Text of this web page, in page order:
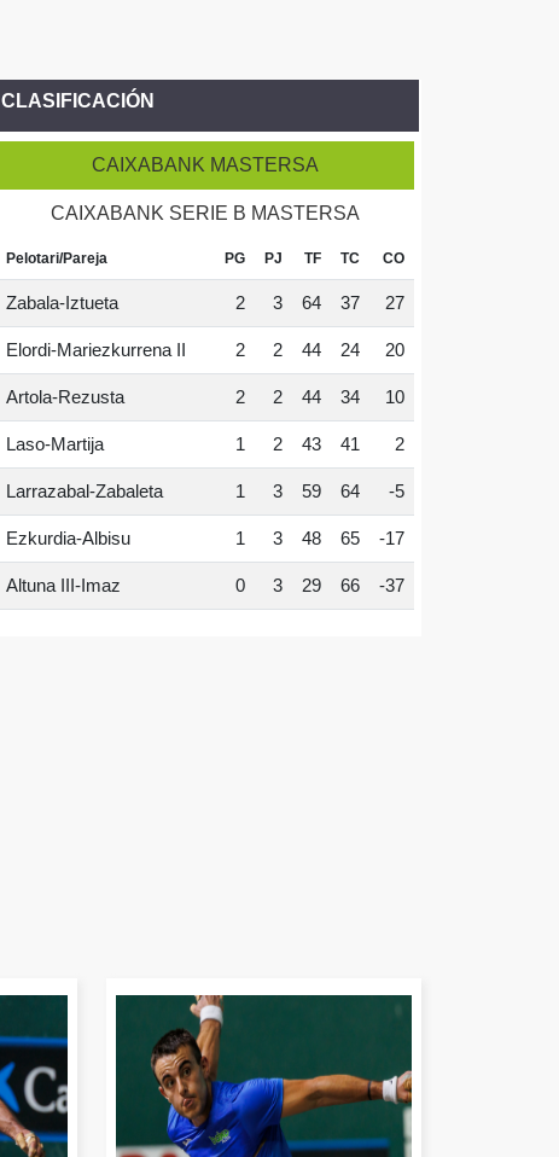
CLASIFICACIÓN
CAIXABANK MASTERSA
CAIXABANK SERIE B MASTERSA
Pelotari/Pareja PG PJ TF TC CO
Zabala-Iztueta 2 3 64 37 27
Elordi-Mariezkurrena II 2 2 44 24 20
Artola-Rezusta 2 2 44 34 10
Laso-Martija 1 2 43 41 2
Larrazabal-Zabaleta 1 3 59 64 -5
Ezkurdia-Albisu 1 3 48 65 -17
Altuna III-Imaz 0 3 29 66 -37